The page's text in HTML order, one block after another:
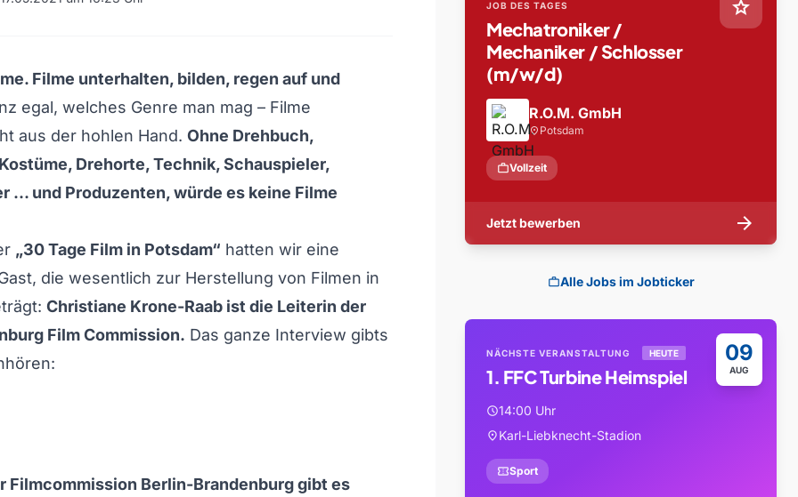
Filme unterhalten, bilden, regen auf und
egal, welches Genre man mag – Filme
aus der hohlen Hand. Ohne Drehbuch,
Drehorte, Technik, Schauspieler,
… und Produzenten, würde es keine Filme
„30 Tage Film in Potsdam“ hatten wir eine
die wesentlich zur Herstellung von Filmen in
Christiane Krone-Raab ist die Leiterin der
Film Commission. Das ganze Interview gibts
Filmcommission Berlin-Brandenburg gibt es
star
JOB DES TAGES
Mechatroniker /
Mechaniker / Schlosser
(m/w/d)
R.O.M. GmbH
location_on Potsdam
workVollzeit
Jetzt bewerben arrow_forward
workAlle Jobs im Jobticker
09
AUG
NÄCHSTE VERANSTALTUNG HEUTE
1. FFC Turbine Heimspiel
schedule14:00 Uhr
location_onKarl-Liebknecht-Stadion
confirmation_numberSport